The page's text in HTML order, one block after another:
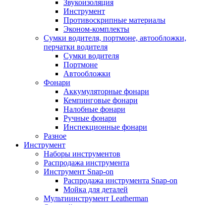
Звукоизоляция
Инструмент
Противоскрипные материалы
Эконом-комплекты
Сумки водителя, портмоне, автообложки,
перчатки водителя
Cумки водителя
Портмоне
Автообложки
Фонари
Аккумуляторные фонари
Кемпинговые фонари
Налобные фонари
Ручные фонари
Инспекционные фонари
Разное
Инструмент
Наборы инструментов
Распродажа инструмента
Инструмент Snap-on
Распродажа инструмента Snap-on
Мойка для деталей
Мультиинструмент Leatherman